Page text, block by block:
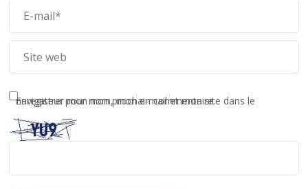
Enregistrer mon nom, mon e-mail et mon site dans le navigateur pour mon prochain commentaire.